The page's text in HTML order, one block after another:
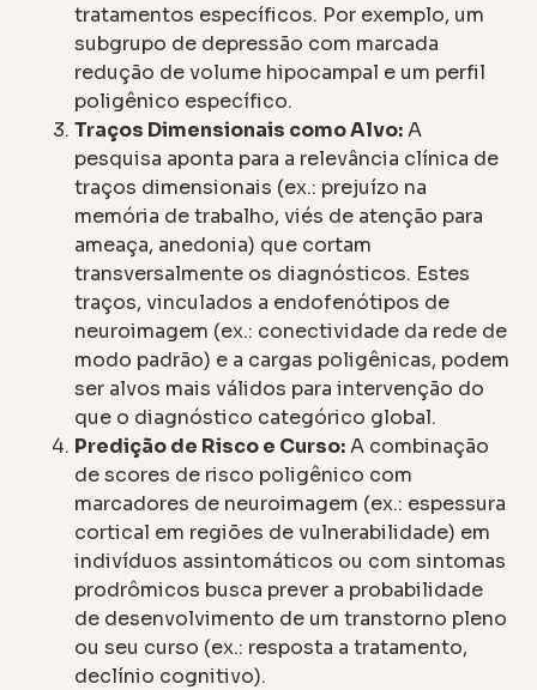
tratamentos específicos. Por exemplo, um
subgrupo de depressão com marcada
redução de volume hipocampal e um perfil
poligênico específico.
Traços Dimensionais como Alvo:A
pesquisa aponta para a relevância clínica de
traços dimensionais (ex.: prejuízo na
memória de trabalho, viés de atenção para
ameaça, anedonia) que cortam
transversalmente os diagnósticos. Estes
traços, vinculados a endofenótipos de
neuroimagem (ex.: conectividade da rede de
modo padrão) e a cargas poligênicas, podem
ser alvos mais válidos para intervenção do
que o diagnóstico categórico global.
Predição de Risco e Curso:A combinação
de scores de risco poligênico com
marcadores de neuroimagem (ex.: espessura
cortical em regiões de vulnerabilidade) em
indivíduos assintomáticos ou com sintomas
prodrômicos busca prever a probabilidade
de desenvolvimento de um transtorno pleno
ou seu curso (ex.: resposta a tratamento,
declínio cognitivo).